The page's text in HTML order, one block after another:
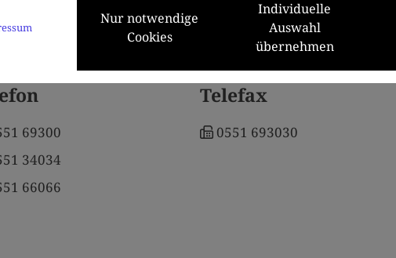
GbR
69300
34034
66066
Telefax
0551 693030
Nur notwendige
Cookies
Individuelle
Auswahl
übernehmen